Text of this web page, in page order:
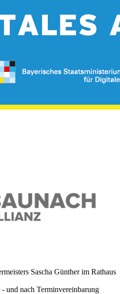
Sascha Günther im Rathaus
und nach Terminvereinbarung